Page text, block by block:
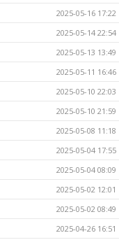
2025-05-16 17:22
2025-05-14 22:54
2025-05-13 13:49
2025-05-11 16:46
2025-05-10 22:03
2025-05-10 21:59
2025-05-08 11:18
2025-05-04 17:55
2025-05-04 08:09
2025-05-02 12:01
2025-05-02 08:49
2025-04-26 16:51